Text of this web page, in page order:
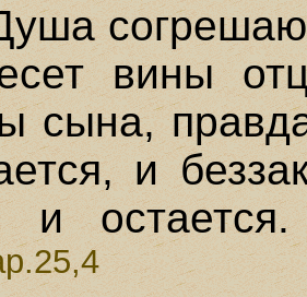
вины
сына,
и
и остается.